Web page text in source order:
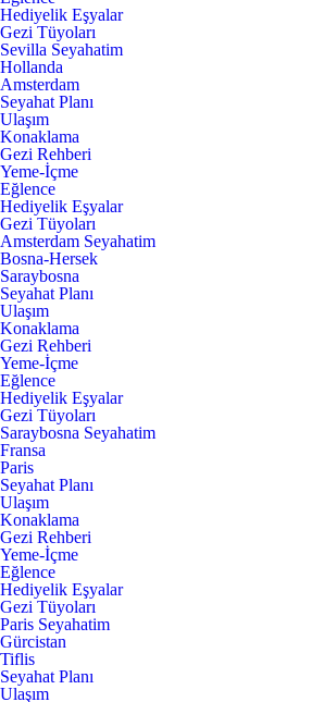
Hediyelik Eşyalar
Gezi Tüyoları
Sevilla Seyahatim
Hollanda
Amsterdam
Seyahat Planı
Ulaşım
Konaklama
Gezi Rehberi
Yeme-İçme
Eğlence
Hediyelik Eşyalar
Gezi Tüyoları
Amsterdam Seyahatim
Bosna-Hersek
Saraybosna
Seyahat Planı
Ulaşım
Konaklama
Gezi Rehberi
Yeme-İçme
Eğlence
Hediyelik Eşyalar
Gezi Tüyoları
Saraybosna Seyahatim
Fransa
Paris
Seyahat Planı
Ulaşım
Konaklama
Gezi Rehberi
Yeme-İçme
Eğlence
Hediyelik Eşyalar
Gezi Tüyoları
Paris Seyahatim
Gürcistan
Tiflis
Seyahat Planı
Ulaşım